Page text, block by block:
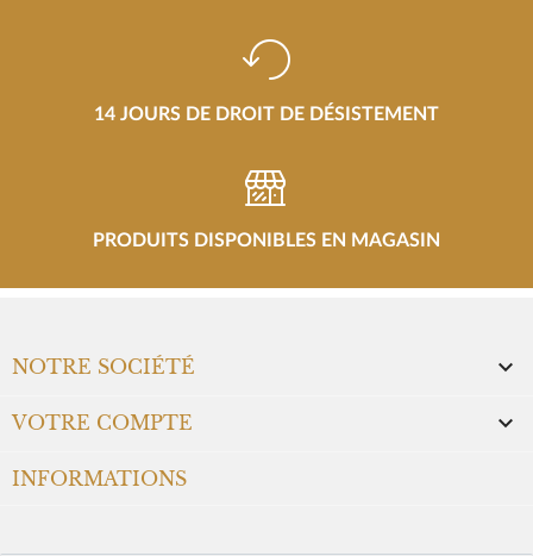
14 JOURS DE DROIT DE DÉSISTEMENT
PRODUITS DISPONIBLES EN MAGASIN
NOTRE SOCIÉTÉ 
VOTRE COMPTE 
INFORMATIONS